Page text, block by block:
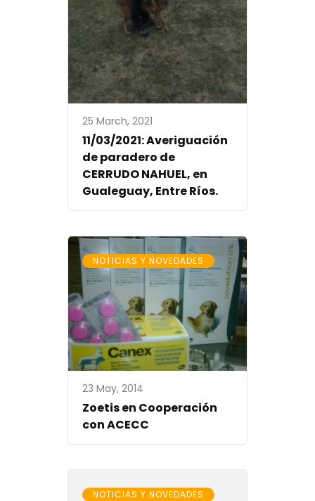
25 March, 2021
11/03/2021: Averiguación
de paradero de
CERRUDO NAHUEL, en
Gualeguay, Entre Ríos.
NOTICIAS Y NOVEDADES
23 May, 2014
Zoetis en Cooperación
con ACECC
NOTICIAS Y NOVEDADES